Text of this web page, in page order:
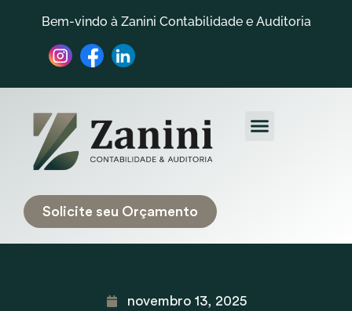
Bem-vindo à Zanini Contabilidade e Auditoria
Solicite seu Orçamento
novembro 13, 2025